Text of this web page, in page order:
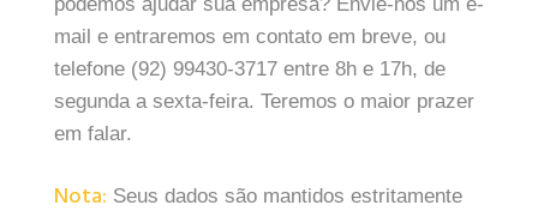
mail e entraremos em contato em breve, ou
telefone (92) 99430-3717 entre 8h e 17h, de
segunda a sexta-feira. Teremos o maior prazer
em falar.
Nota: Seus dados são mantidos estritamente